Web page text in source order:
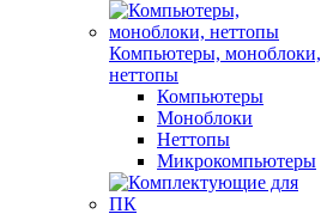
Компьютеры, моноблоки,
неттопы
Компьютеры
Моноблоки
Неттопы
Микрокомпьютеры